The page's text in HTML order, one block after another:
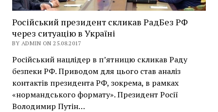
Російський президент скликав РадБез РФ
через ситуацію в Україні
BY ADMIN ON 25.08.2017
Російський нацлідер в п’ятницю скликав Раду
безпеки РФ. Приводом для цього став аналіз
контактів президента РФ, зокрема, в рамках
«нормандського формату». Президент Росії
Володимир Путін…